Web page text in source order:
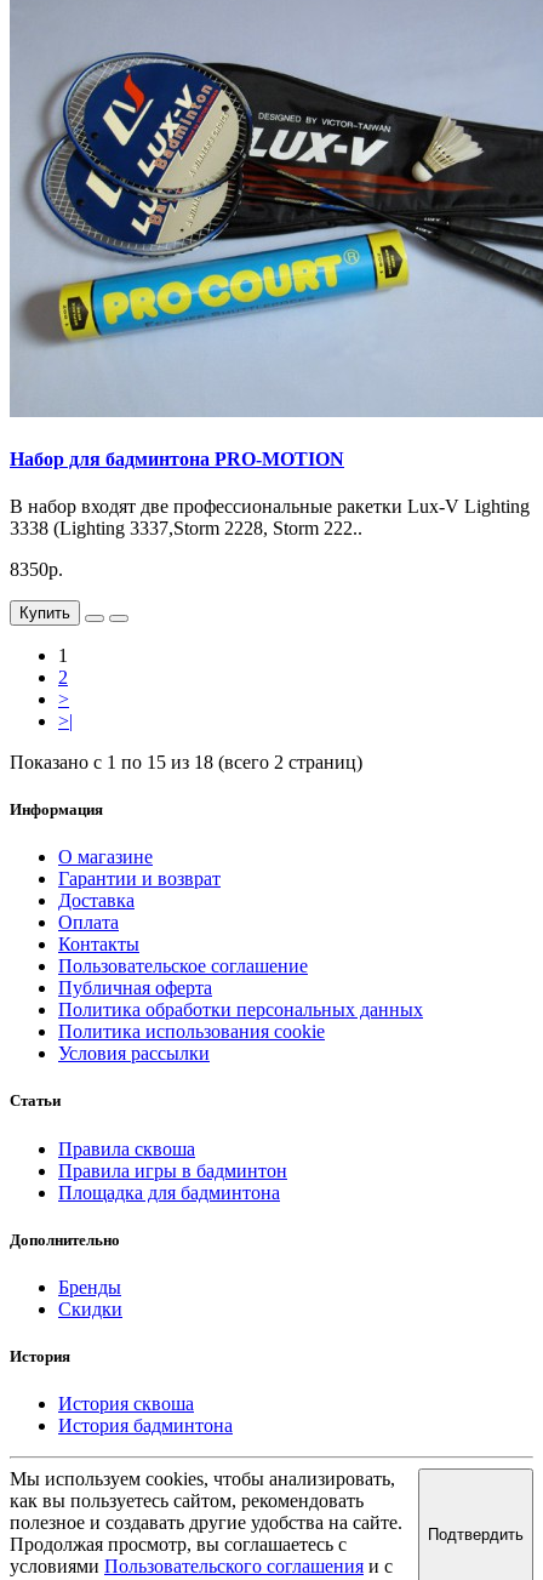
Набор для бадминтона PRO-MOTION
В набор входят две профессиональные ракетки Lux-V Lighting
3338 (Lighting 3337,Storm 2228, Storm 222..
8350р.
Купить
1
2
>
>|
Показано с 1 по 15 из 18 (всего 2 страниц)
Информация
О магазине
Гарантии и возврат
Доставка
Оплата
Контакты
Пользовательское соглашение
Публичная оферта
Политика обработки персональных данных
Политика использования cookie
Условия рассылки
Статьи
Правила сквоша
Правила игры в бадминтон
Площадка для бадминтона
Дополнительно
Бренды
Скидки
История
История сквоша
История бадминтона
Мы используем cookies, чтобы анализировать,
как вы пользуетесь сайтом, рекомендовать
полезное и создавать другие удобства на сайте.
Продолжая просмотр, вы соглашаетесь с
условиями Пользовательского соглашения и с
Подтвердить